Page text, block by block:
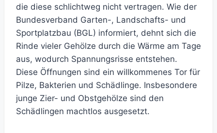
die diese schlichtweg nicht vertragen. Wie der
Bundesverband Garten-, Landschafts- und
Sportplatzbau (BGL) informiert, dehnt sich die
Rinde vieler Gehölze durch die Wärme am Tage
aus, wodurch Spannungsrisse entstehen.
Diese Öffnungen sind ein willkommenes Tor für
Pilze, Bakterien und Schädlinge. Insbesondere
junge Zier- und Obstgehölze sind den
Schädlingen machtlos ausgesetzt.